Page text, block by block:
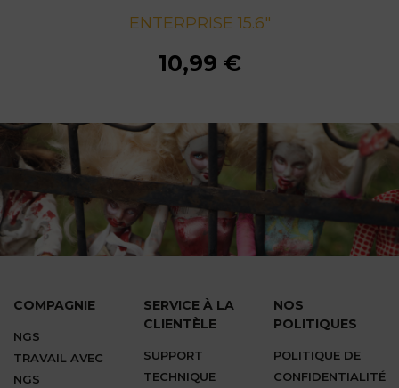
ENTERPRISE 15.6"
10,99 €
ENTERPRISE 15.6"
10,99 €
ENTERPRISE 15.6"
10,99 €
ENTERPRISE 15.6"
10,99 €
ENTERPRISE 15.6"
10,99 €
ENTERPRISE 15.6"
10,99 €
ENTERPRISE 15.6"
10,99 €
COMPAGNIE
NGS
TRAVAIL AVEC
NGS
SERVICE À LA
CLIENTÈLE
SUPPORT
TECHNIQUE
NOS
POLITIQUES
POLITIQUE DE
CONFIDENTIALITÉ